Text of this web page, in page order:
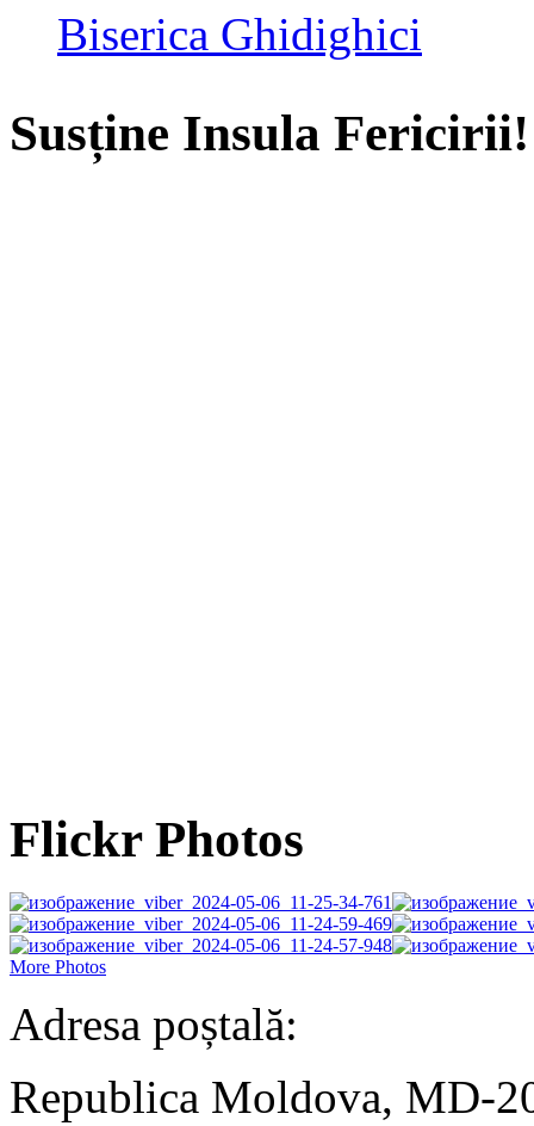
Biserica Ghidighici
Susține Insula Fericirii!
Flickr Photos
More Photos
Adresa poștală:
Republica Moldova, MD-